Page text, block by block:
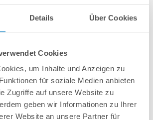
Details Über Cookies
Cookies
um Inhalte und Anzeigen zu
für soziale Medien anbieten
Zugriffe auf unsere Website zu
geben wir Informationen zu Ihrer
Website an unsere Partner für